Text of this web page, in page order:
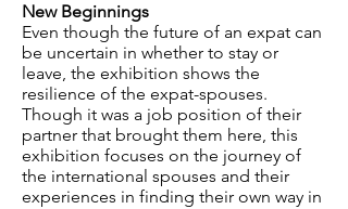
New Beginnings
Even though the future of an expat can
be uncertain in whether to stay or
leave, the exhibition shows the
resilience of the expat-spouses.
Though it was a job position of their
partner that brought them here, this
exhibition focuses on the journey of
the international spouses and their
experiences in finding their own way in